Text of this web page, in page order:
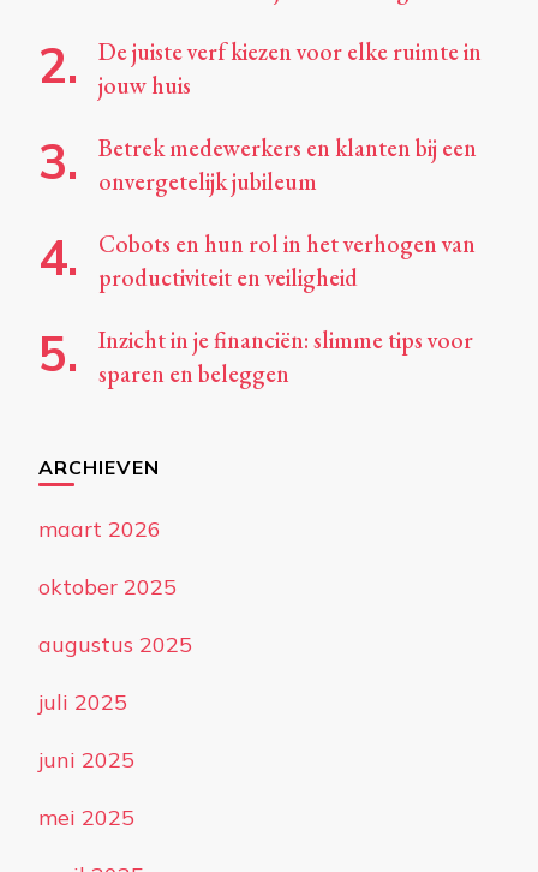
De juiste verf kiezen voor elke ruimte in
jouw huis
Betrek medewerkers en klanten bij een
onvergetelijk jubileum
Cobots en hun rol in het verhogen van
productiviteit en veiligheid
Inzicht in je financiën: slimme tips voor
sparen en beleggen
ARCHIEVEN
maart 2026
oktober 2025
augustus 2025
juli 2025
juni 2025
mei 2025